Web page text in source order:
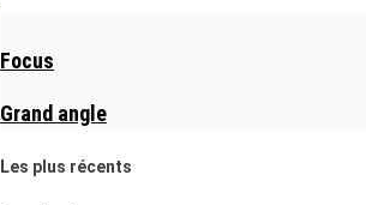
Focus
Grand angle
Les plus récents